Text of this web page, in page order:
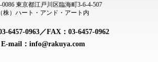
0086 東京都江戸川区臨海町3-6-4-507
（株）ハート・アンド・アート内
6457-0963／FAX：03-6457-0962
E-mail：info@rakuya.com